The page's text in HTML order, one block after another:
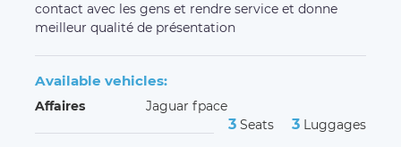
contact avec les gens et rendre service et donne
meilleur qualité de présentation
Available vehicles:
Affaires Jaguar fpace
3 Seats 3 Luggages